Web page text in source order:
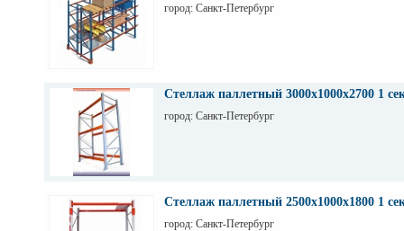
город: Санкт-Петербург
Стеллаж паллетный 3000х1000х2700 1
город: Санкт-Петербург
Стеллаж паллетный 2500х1000х1800 1
город: Санкт-Петербург